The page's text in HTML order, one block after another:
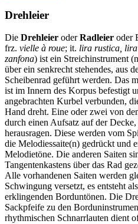
Drehleier
Die Drehleier oderRadleier oder
frz. vielle à roue; it. lira rustica, lira
zanfona) ist ein Streichinstrument
über ein senkrecht stehendes, aus
Scheibenrad geführt werden. Das
ist im Innern des Korpus befestigt
angebrachten Kurbel verbunden,
Hand dreht. Eine oder zwei von
durch einen Aufsatz auf der
herausragen. Diese werden vom
die Melodiessaite(n) gedrückt und
Melodietöne. Die anderen Saiten
Tangentenkastens über das Rad
Alle vorhandenen Saiten werden
Schwingung versetzt, es entsteht
erklingenden Borduntönen. Die
Sackpfeife zu den
rhythmischen Schnarrlauten dient